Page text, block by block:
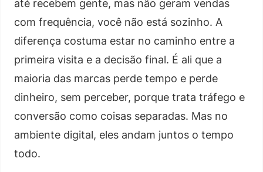
até recebem gente, mas não geram vendas
com frequência, você não está sozinho. A
diferença costuma estar no caminho entre a
primeira visita e a decisão final. É ali que a
maioria das marcas perde tempo e perde
dinheiro, sem perceber, porque trata tráfego e
conversão como coisas separadas. Mas no
ambiente digital, eles andam juntos o tempo
todo.